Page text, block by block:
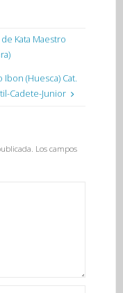
Kata Maestro
(Huesca) Cat.
Cadete-Junior
Los campos